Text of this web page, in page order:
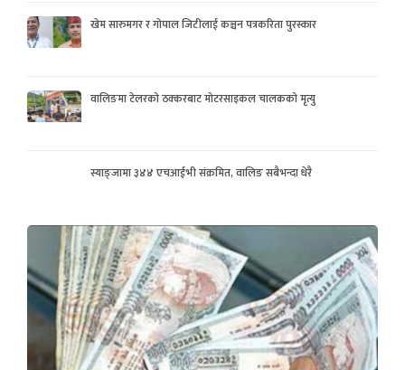
खेम सारुमगर र गोपाल जिटीलाई कञ्चन पत्रकरिता पुरस्कार
वालिङमा टेलरको ठक्करबाट मोटरसाइकल चालकको मृत्यु
स्याङ्जामा ३४४ एचआईभी संक्रमित, वालिङ सबैभन्दा धेरै